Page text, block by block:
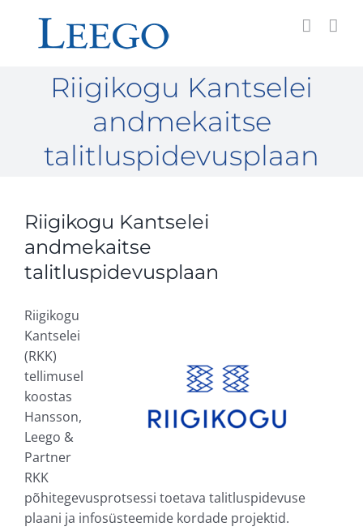
content
Riigikogu Kantselei
andmekaitse
talitluspidevusplaan
Riigikogu Kantselei
andmekaitse
talitluspidevusplaan
Riigikogu
Kantselei
(RKK)
tellimusel
koostas
Hansson,
Leego &
Partner
RKK
põhitegevusprotsessi toetava talitluspidevuse
plaani ja infosüsteemide kordade projektid.